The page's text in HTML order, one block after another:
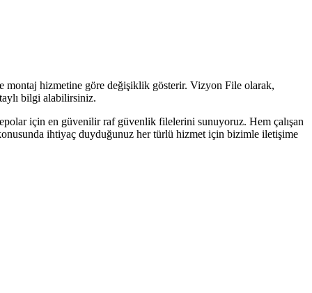
montaj hizmetine göre değişiklik gösterir. Vizyon File olarak,
bilgi alabilirsiniz.
için en güvenilir raf güvenlik filelerini sunuyoruz. Hem çalışan
ihtiyaç duyduğunuz her türlü hizmet için bizimle iletişime